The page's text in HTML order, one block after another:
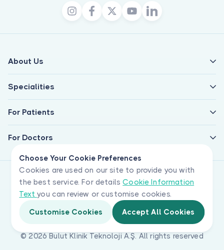
Choose Your Cookie Preferences
Cookies are used on our site to provide you with
the best service. For detailsCookie Information
Textyou can review or customise cookies.
Customise Cookies
Accept All Cookies
About Us
Specialities
For Patients
For Doctors
© 2026 Bulut Klinik Teknoloji A.Ş. All rights reserved